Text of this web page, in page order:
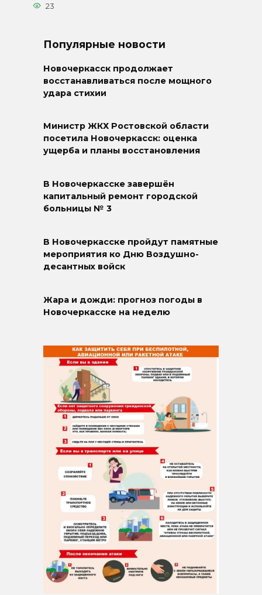
23
Популярные новости
Новочеркасск продолжает
восстанавливаться после мощного
удара стихии
Министр ЖКХ Ростовской области
посетила Новочеркасск: оценка
ущерба и планы восстановления
В Новочеркасске завершён
капитальный ремонт городской
больницы № 3
В Новочеркасске пройдут памятные
мероприятия ко Дню Воздушно-
десантных войск
Жара и дожди: прогноз погоды в
Новочеркасске на неделю